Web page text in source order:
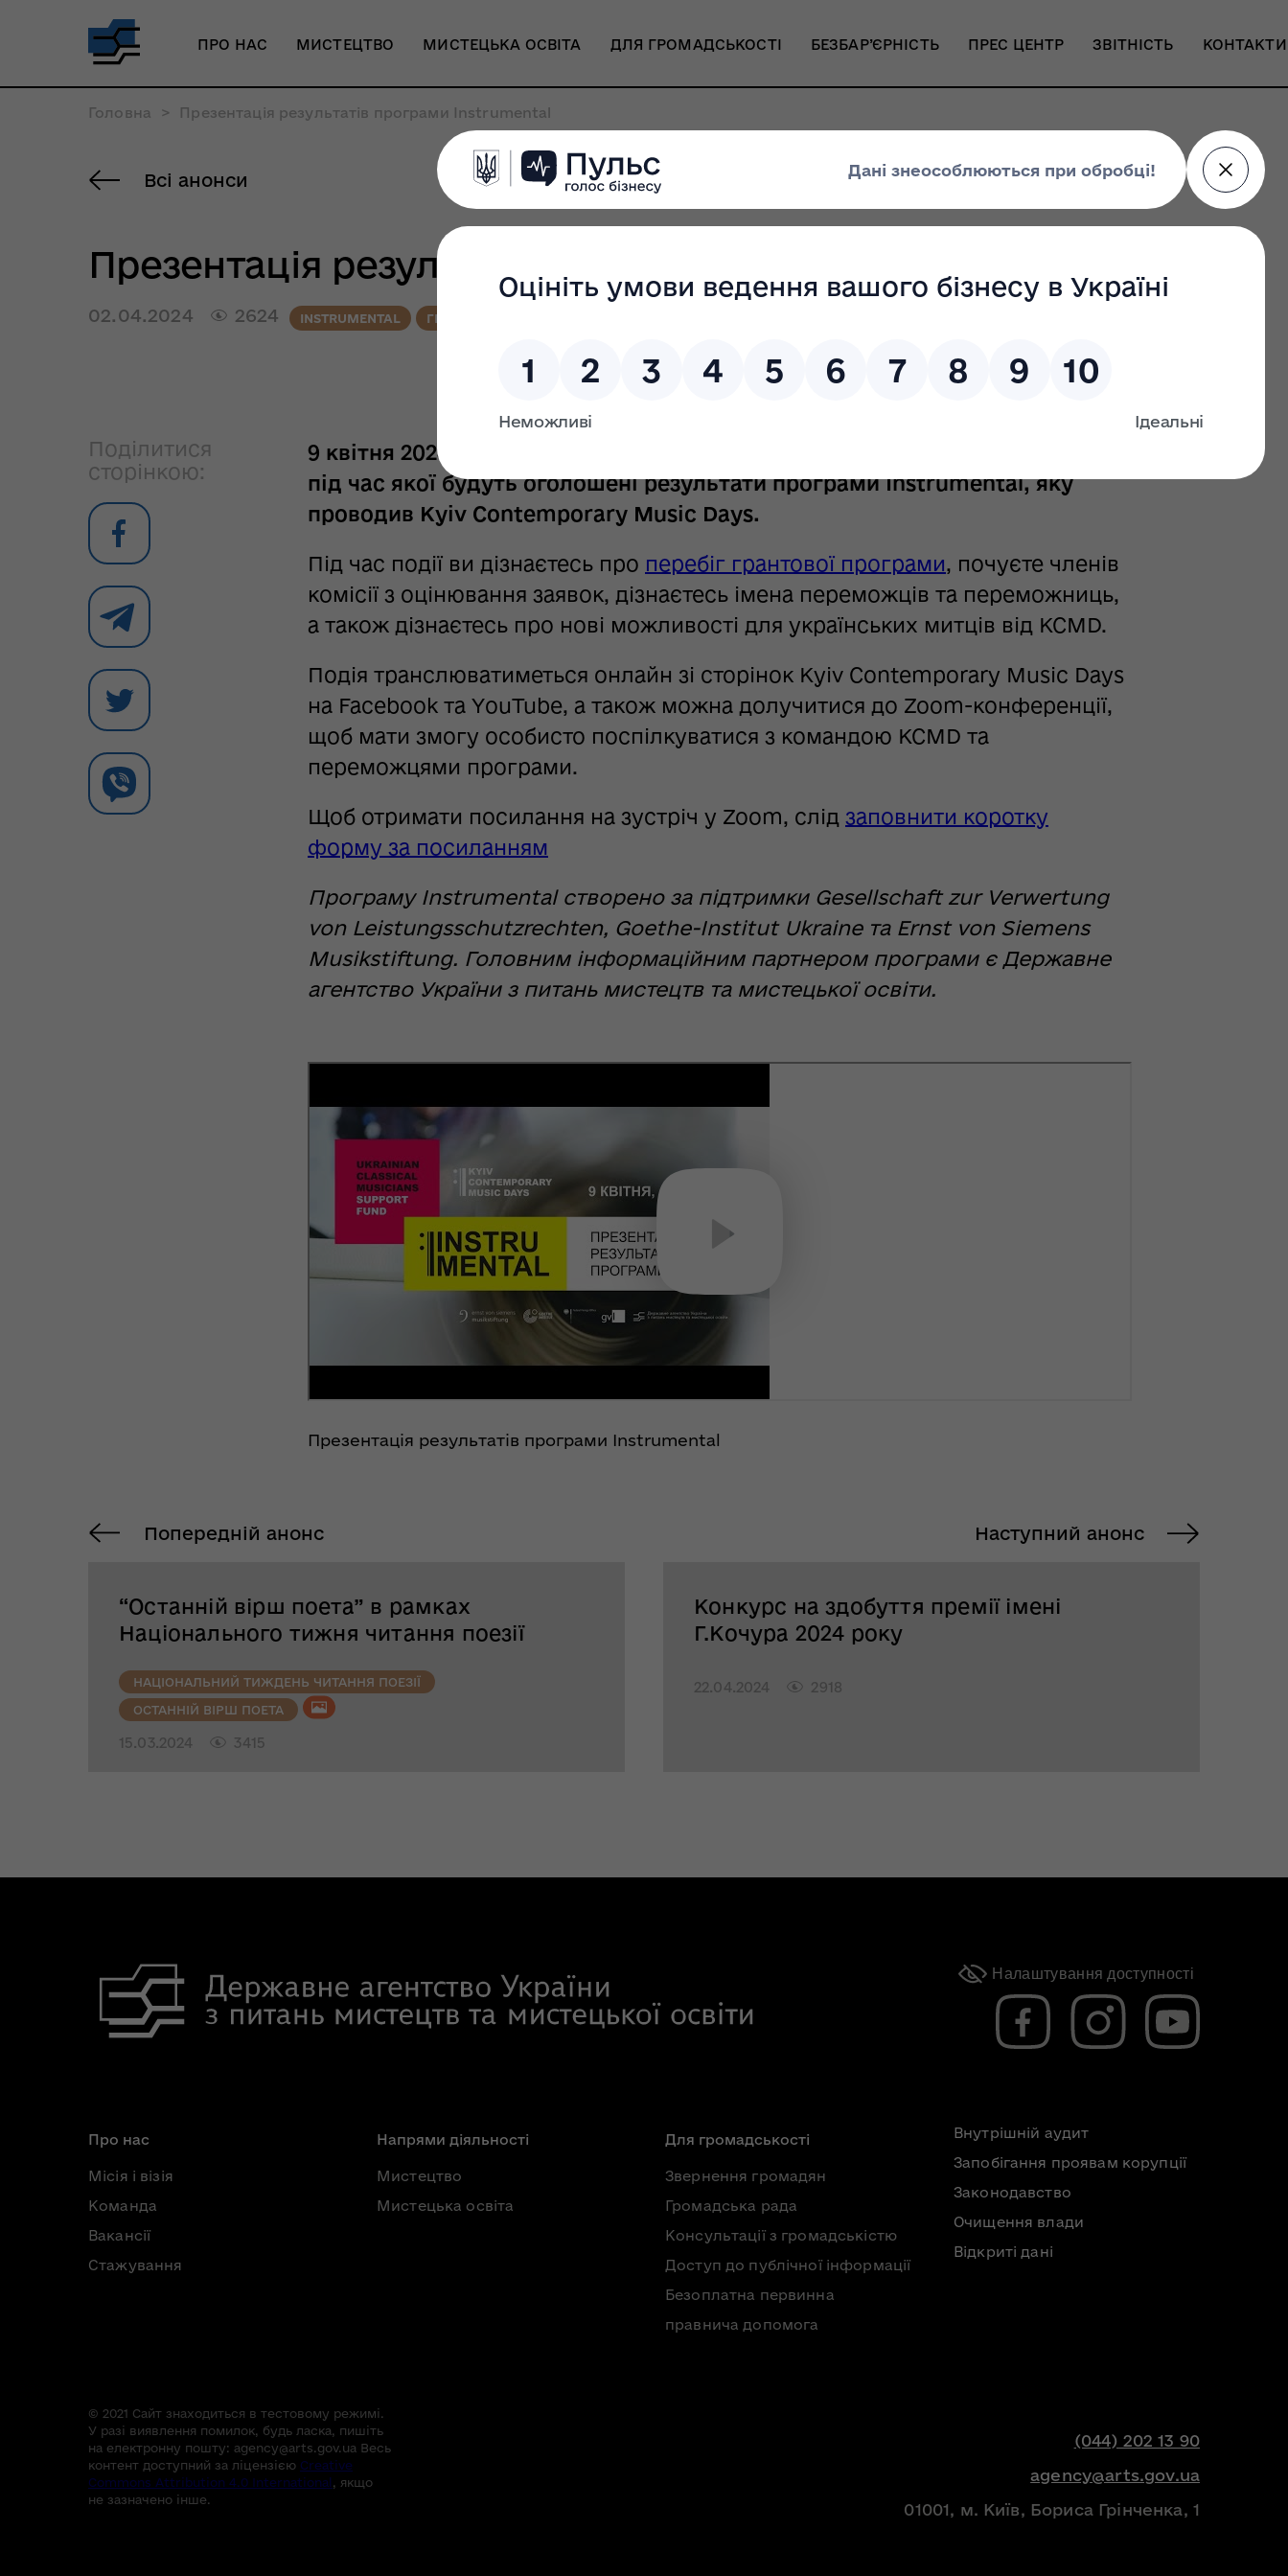
ПРО НАС МИСТЕЦТВО МИСТЕЦЬКА ОСВІТА ДЛЯ ГРОМАДСЬКОСТІ БЕЗБАР’ЄРНІСТЬ ПРЕС ЦЕНТР ЗВІТНІСТЬ КОНТАКТИ
Головна > Презентація результатів програми Instrumental
Всі анонси
Презентація результатів програми Instrumental
02.04.2024 2624 INSTRUMENTAL ГРАНТОВА ПРОГРАМА
Поділитися
сторінкою:
9 квітня 2024 року о 19:00 за київським часом розпочнеться онлайн-події
під час якої будуть оголошені результати програми Instrumental, яку
проводив Kyiv Contemporary Music Days.
Під час події ви дізнаєтесь про перебіг грантової програми, почуєте членів
комісії з оцінювання заявок, дізнаєтесь імена переможців та переможниць,
а також дізнаєтесь про нові можливості для українських митців від KCMD.
Подія транслюватиметься онлайн зі сторінок Kyiv Contemporary Music Days
на Facebook та YouTube, а також можна долучитися до Zoom-конференції,
щоб мати змогу особисто поспілкуватися з командою KCMD та
переможцями програми.
Щоб отримати посилання на зустріч у Zoom, слід заповнити коротку
форму за посиланням
Програму Instrumental створено за підтримки Gesellschaft zur Verwertung
von Leistungsschutzrechten, Goethe-Institut Ukraine та Ernst von Siemens
Musikstiftung. Головним інформаційним партнером програми є Державне
агентство України з питань мистецтв та мистецької освіти.
Презентація результатів програми Instrumental
Попередній анонс
“Останній вірш поета” в рамках
Національного тижня читання поезії
НАЦІОНАЛЬНИЙ ТИЖДЕНЬ ЧИТАННЯ ПОЕЗІЇ
ОСТАННІЙ ВІРШ ПОЕТА
15.03.2024 3415
Наступний анонс
Конкурс на здобуття премії імені
Г.Кочура 2024 року
22.04.2024 2918
Налаштування доступності
Про нас
Місія і візія
Команда
Вакансії
Стажування
Напрями діяльності
Мистецтво
Мистецька освіта
Для громадськості
Звернення громадян
Громадська рада
Консультації з громадськістю
Доступ до публічної інформації
Безоплатна первинна
правнича допомога
Внутрішній аудит
Запобігання проявам корупції
Законодавство
Очищення влади
Відкриті дані
© 2021 Сайт знаходиться в тестовому режимі.
У разі виявлення помилок, будь ласка, пишіть
на електронну пошту: agency@arts.gov.ua Весь
контент доступний за ліцензією Creative
Commons Attribution 4.0 International , якщо
не зазначено інше.
(044) 202 13 90
agency@arts.gov.ua
01001, м. Київ, Бориса Грінченка, 1